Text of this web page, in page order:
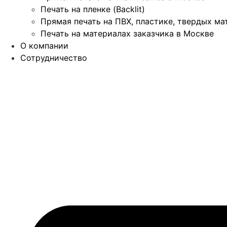
Печать на пленке (Backlit)
Прямая печать на ПВХ, пластике, твердых
Печать на материалах заказчика в Москве
О компании
Сотрудничество